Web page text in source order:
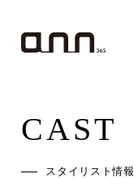
CAST
スタイリスト情報